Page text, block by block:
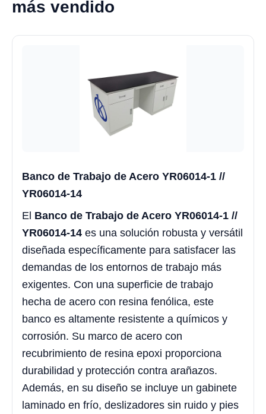
más vendido
Banco de Trabajo de Acero YR06014-1 //
YR06014-14
El Banco de Trabajo de Acero YR06014-1 //
YR06014-14 es una solución robusta y versátil
diseñada específicamente para satisfacer las
demandas de los entornos de trabajo más
exigentes. Con una superficie de trabajo
hecha de acero con resina fenólica, este
banco es altamente resistente a químicos y
corrosión. Su marco de acero con
recubrimiento de resina epoxi proporciona
durabilidad y protección contra arañazos.
Además, en su diseño se incluye un gabinete
laminado en frío, deslizadores sin ruido y pies